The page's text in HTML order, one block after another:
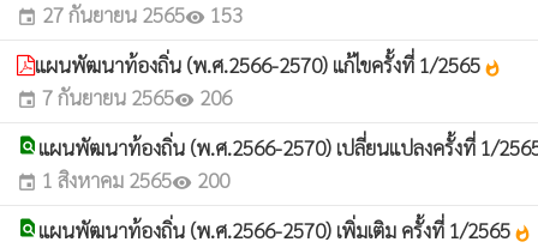
event 27 กันยายน 2565visibility 153
แผนพัฒนาท้องถิ่น (พ.ศ.2566-2570) แก้ไขครั้งที่ 1/2565 whatshot
event 7 กันยายน 2565visibility 206
find_in_page แผนพัฒนาท้องถิ่น (พ.ศ.2566-2570) เปลี่ยนแปลงครั้งที่ 1/
event 1 สิงหาคม 2565visibility 200
find_in_page แผนพัฒนาท้องถิ่น (พ.ศ.2566-2570) เพิ่มเติม ครั้งที่ 1/2565 whatshot